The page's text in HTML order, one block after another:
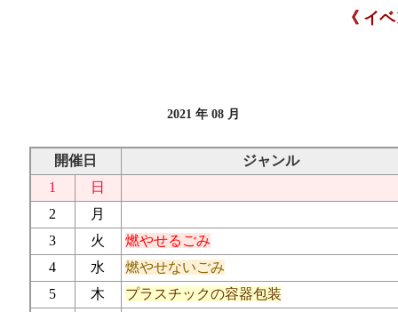
《 イ
2021 年 08 月
開催日
ジャンル
1
日
2
月
3
火
燃やせるごみ
4
水
燃やせないごみ
5
木
プラスチックの容器包装